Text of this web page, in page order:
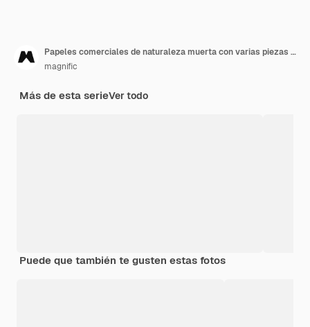
Papeles comerciales de naturaleza muerta con varias piezas de mecanismo.
magnific
Más de esta serieVer todo
Puede que también te gusten estas fotos